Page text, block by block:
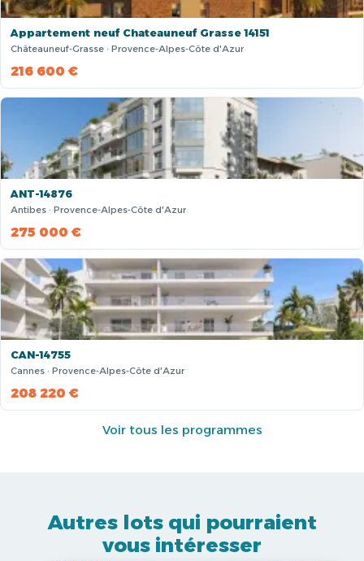
Appartement neuf Chateauneuf Grasse 14151
Châteauneuf-Grasse · Provence-Alpes-Côte d'Azur
216 600 €
ANT-14876
Antibes · Provence-Alpes-Côte d'Azur
275 000 €
CAN-14755
Cannes · Provence-Alpes-Côte d'Azur
208 220 €
Voir tous les programmes
Autres lots qui pourraient
vous intéresser